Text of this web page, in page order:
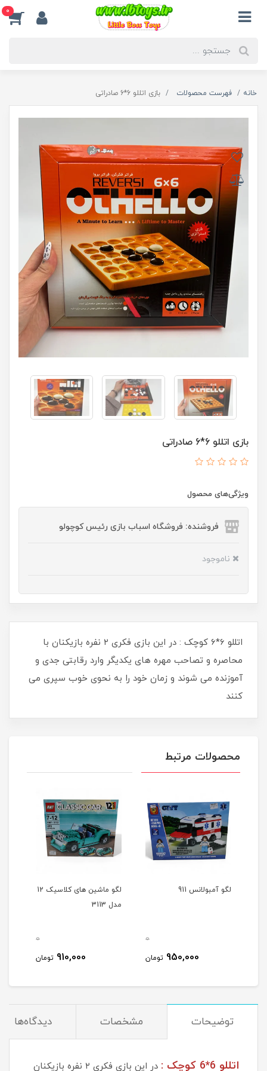
0
خانه فهرست محصولات بازی اتللو 6*6 صادراتی
بازی اتللو 6*6 صادراتی
ویژگی‌های محصول
فروشنده: فروشگاه اسباب بازی رئیس کوچولو
ناموجود
اتللو 6*6 کوچک : در این بازی فکری ۲ نفره بازیکنان با
محاصره و تصاحب مهره های یکدیگر وارد رقابتی جدی و
آموزنده می شوند و زمان خود را به نحوی خوب سپری می
کنند
محصولات مرتبط
لگو آمبولانس 911
0
950,000 تومان
لگو ماشین های کلاسیک 12
مدل 3113
0
910,000 تومان
توضیحات مشخصات دیدگاه‌ها
اتللو 6*6 کوچک : در این بازی فکری ۲ نفره بازیکنان